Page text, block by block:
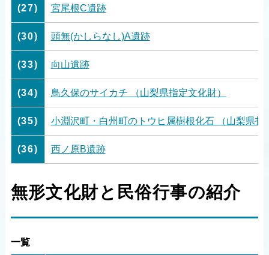
(27) 宮尾根C遺跡
(30) 頭無(かしらなし)A遺跡
(33) 向山遺跡
(34) 鳥久保のサイカチ （山梨県指定文化財）
(35) 小淵沢町・白州町のトウヒ属樹根化石 （山梨県指
(36) 西ノ原B遺跡
無形文化財と民俗行事の紹介
一覧